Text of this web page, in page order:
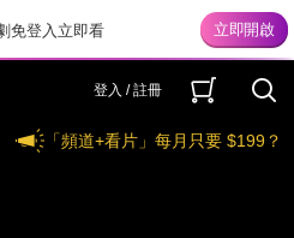
免登入立即看
登入 / 註冊
「頻道+看片」每月只要 $199？